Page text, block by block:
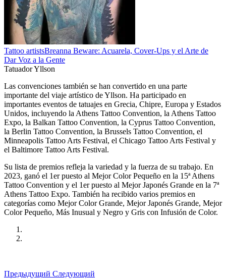
Tattoo artistsBreanna Beware: Acuarela, Cover-Ups y el Arte de
Dar Voz a la Gente
Tatuador Yllson
Las convenciones también se han convertido en una parte
importante del viaje artístico de Yllson. Ha participado en
importantes eventos de tatuajes en Grecia, Chipre, Europa y Estados
Unidos, incluyendo la Athens Tattoo Convention, la Athens Tattoo
Expo, la Balkan Tattoo Convention, la Cyprus Tattoo Convention,
la Berlin Tattoo Convention, la Brussels Tattoo Convention, el
Minneapolis Tattoo Arts Festival, el Chicago Tattoo Arts Festival y
el Baltimore Tattoo Arts Festival.
Su lista de premios refleja la variedad y la fuerza de su trabajo. En
2023, ganó el 1er puesto al Mejor Color Pequeño en la 15ª Athens
Tattoo Convention y el 1er puesto al Mejor Japonés Grande en la 7ª
Athens Tattoo Expo. También ha recibido varios premios en
categorías como Mejor Color Grande, Mejor Japonés Grande, Mejor
Color Pequeño, Más Inusual y Negro y Gris con Infusión de Color.
Предыдущий Следующий